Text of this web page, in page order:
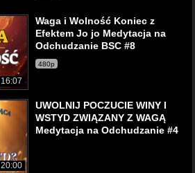
16:07
Waga i Wolność Koniec z
Efektem Jo jo Medytacja na
Odchudzanie BSC #8
480p
20:00
UWOLNIJ POCZUCIE WINY I
WSTYD ZWIĄZANY Z WAGĄ
Medytacja na Odchudzanie #4